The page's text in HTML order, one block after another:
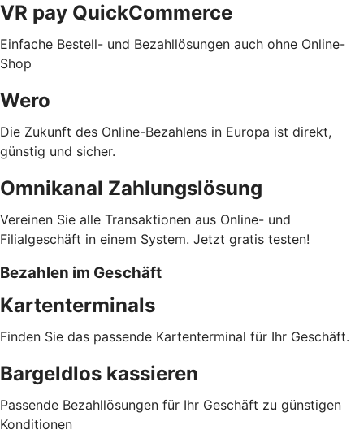
VR pay QuickCommerce
Einfache Bestell- und Bezahllösungen auch ohne Online-
Shop
Wero
Die Zukunft des Online-Bezahlens in Europa ist direkt,
günstig und sicher.
Omnikanal Zahlungslösung
Vereinen Sie alle Transaktionen aus Online- und
Filialgeschäft in einem System. Jetzt gratis testen!
Bezahlen im Geschäft
Kartenterminals
Finden Sie das passende Kartenterminal für Ihr Geschäft.
Bargeldlos kassieren
Passende Bezahllösungen für Ihr Geschäft zu günstigen
Konditionen